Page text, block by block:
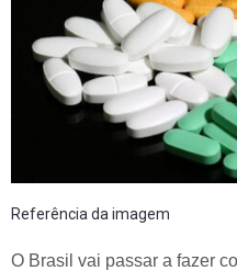
Referência da imagem
O Brasil vai passar a fazer